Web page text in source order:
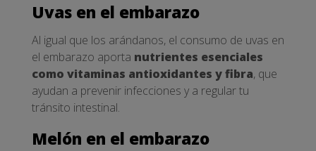
Uvas en el embarazo
Al igual que los arándanos, el consumo de uvas en
el embarazo aporta nutrientes esenciales
como vitaminas antioxidantes y fibra, que
ayudan a prevenir infecciones y a regular tu
tránsito intestinal.
Melón en el embarazo